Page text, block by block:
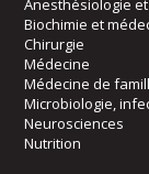
Anesthésiologie
Biochimie et
Chirurgie
Médecine
Médecine de
Microbiologie,
Neurosciences
Nutrition